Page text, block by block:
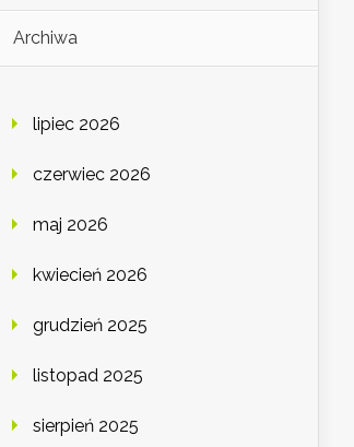
Archiwa
lipiec 2026
czerwiec 2026
maj 2026
kwiecień 2026
grudzień 2025
listopad 2025
sierpień 2025